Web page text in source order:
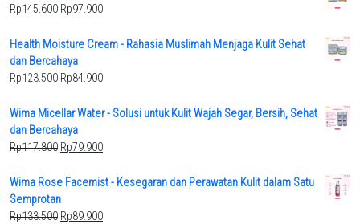
Rp145.600 Original
was:
Rp145.600.
Rp97.900Current
is:
Health Moisture Cream - Rahasia Muslimah Menjaga Kulit Sehat
dan Bercahaya
Rp123.500 Original
was:
Rp123.500.
Rp84.900Current
is:
Wima Micellar Water - Solusi untuk Kulit Wajah Segar, Bersih, Sehat
dan Bercahaya
Rp117.800 Original
was:
Rp117.800.
Rp79.900Current
is:
Wima Rose Facemist - Kesegaran dan Perawatan Kulit dalam Satu
Semprotan
Rp133.500 Original
Rp89.900Current